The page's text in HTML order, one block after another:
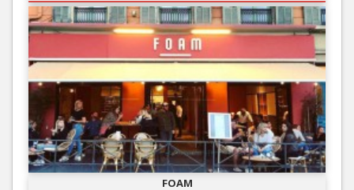
FOAM